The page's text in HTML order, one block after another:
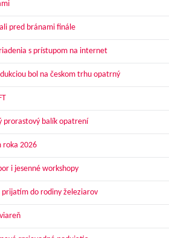
pred bránami finále
s prístupom na internet
bol na českom trhu opatrný
prorastový balík opatrení
roka 2026
i jesenné workshopy
do rodiny železiarov